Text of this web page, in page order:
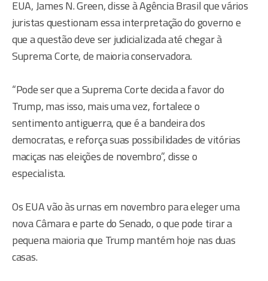
EUA, James N. Green, disse à Agência Brasil que vários
juristas questionam essa interpretação do governo e
que a questão deve ser judicializada até chegar à
Suprema Corte, de maioria conservadora.
“Pode ser que a Suprema Corte decida a favor do
Trump, mas isso, mais uma vez, fortalece o
sentimento antiguerra, que é a bandeira dos
democratas, e reforça suas possibilidades de vitórias
maciças nas eleições de novembro”, disse o
especialista.
Os EUA vão às urnas em novembro para eleger uma
nova Câmara e parte do Senado, o que pode tirar a
pequena maioria que Trump mantém hoje nas duas
casas.